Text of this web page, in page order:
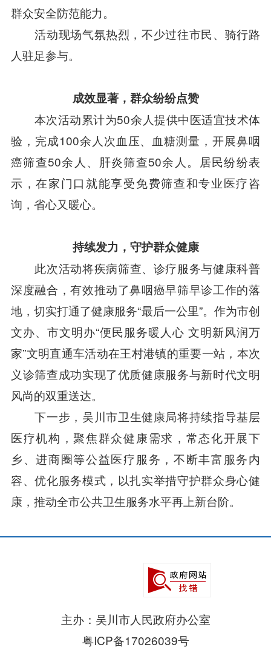
群众安全防范能力。
活动现场气氛热烈，不少过往市民、骑行路
人驻足参与。
成效显著，群众纷纷点赞
本次活动累计为50余人提供中医适宜技术体
验，完成100余人次血压、血糖测量，开展鼻咽
癌筛查50余人、肝炎筛查50余人。居民纷纷表
示，在家门口就能享受免费筛查和专业医疗咨
询，省心又暖心。
持续发力，守护群众健康
此次活动将疾病筛查、诊疗服务与健康科普
深度融合，有效推动了鼻咽癌早筛早诊工作的落
地，切实打通了健康服务“最后一公里”。作为市创
文办、市文明办“便民服务暖人心 文明新风润万
家”文明直通车活动在王村港镇的重要一站，本次
义诊筛查成功实现了优质健康服务与新时代文明
风尚的双重送达。
下一步，吴川市卫生健康局将持续指导基层
医疗机构，聚焦群众健康需求，常态化开展下
乡、进商圈等公益医疗服务，不断丰富服务内
容、优化服务模式，以扎实举措守护群众身心健
康，推动全市公共卫生服务水平再上新台阶。
主办：吴川市人民政府办公室
粤ICP备17026039号